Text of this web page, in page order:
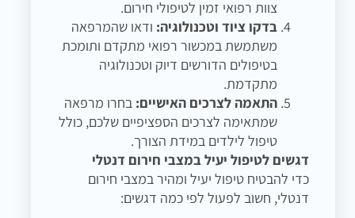
צוות רפואי זמין לטיפולי חירום.
בדקו ציוד וטכנולוגיה: ודאו שהמרפאה
משתמשת במכשור רפואי מתקדם ותומכת
בטיפולים הדורשים דיוק וטכנולוגיה
מתקדמת.
התאמה לצרכים האישיים: בחרו מרפאה
שמתאימה לצרכים הספציפיים שלכם, כולל
טיפול לילדים במידת הצורך.
דגשים לטיפול יעיל במצבי חירום דנטלי
כדי להבטיח טיפול יעיל ומהיר במצבי חירום
דנטלי, חשוב לפעול לפי כמה דגשים: